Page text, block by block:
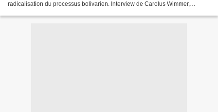
radicalisation du processus bolivarien. Interview de Carolus Wimmer,